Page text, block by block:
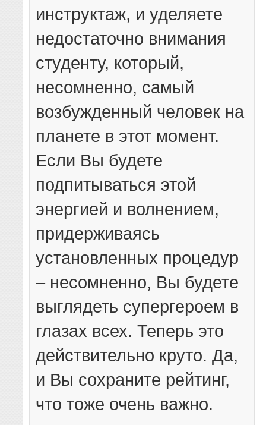
инструктаж, и уделяете
недостаточно внимания
студенту, который,
несомненно, самый
возбужденный человек на
планете в этот момент.
Если Вы будете
подпитываться этой
энергией и волнением,
придерживаясь
установленных процедур
– несомненно, Вы будете
выглядеть супергероем в
глазах всех. Теперь это
действительно круто. Да,
и Вы сохраните рейтинг,
что тоже очень важно.